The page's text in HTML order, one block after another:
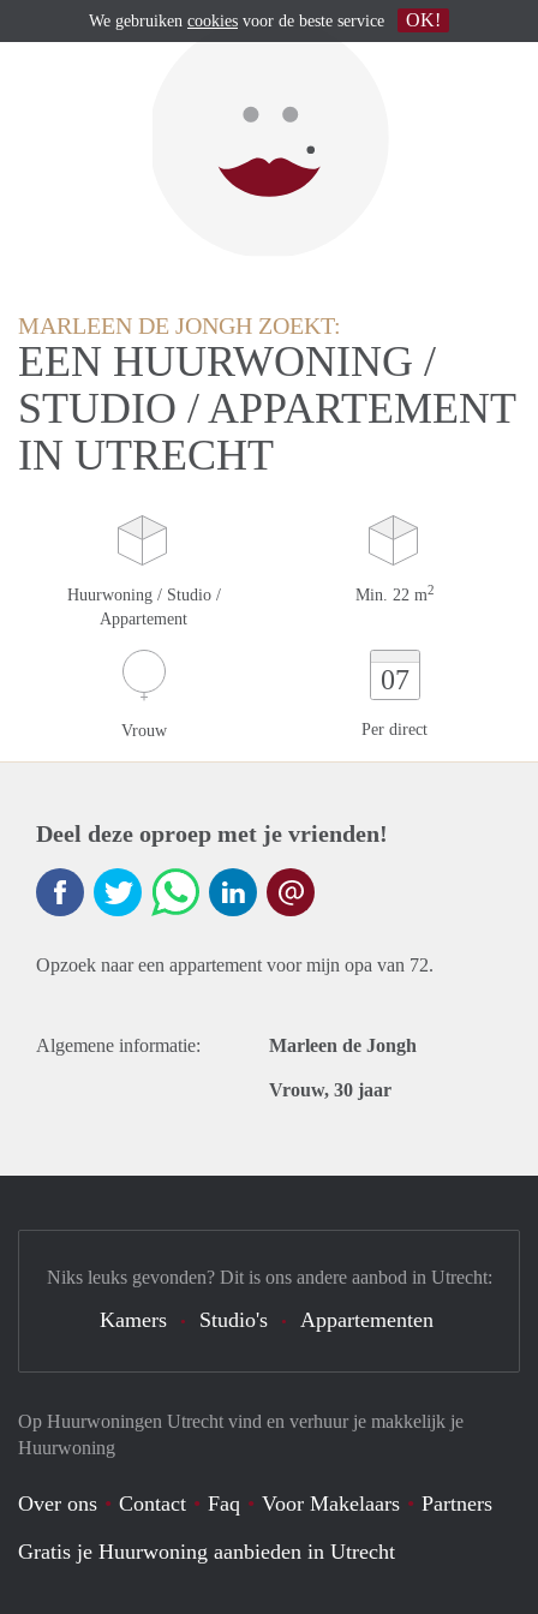
MARLEEN DE JONGH ZOEKT:
EEN HUURWONING /
STUDIO / APPARTEMENT
IN UTRECHT
Huurwoning / Studio /
Appartement
Min. 22 m2
Vrouw
07
Per direct
Deel deze oproep met je vrienden!
Opzoek naar een appartement voor mijn opa van 72.
Algemene informatie: Marleen de Jongh
Vrouw, 30 jaar
Op Huurwoningen Utrecht vind en verhuur je makkelijk je
Huurwoning
Over ons Contact Faq Voor Makelaars
Partners
Gratis je Huurwoning aanbieden in Utrecht
Niks leuks gevonden? Dit is ons andere aanbod in Utrecht:
Kamers Studio's Appartementen
We gebruiken cookies voor de beste service OK!